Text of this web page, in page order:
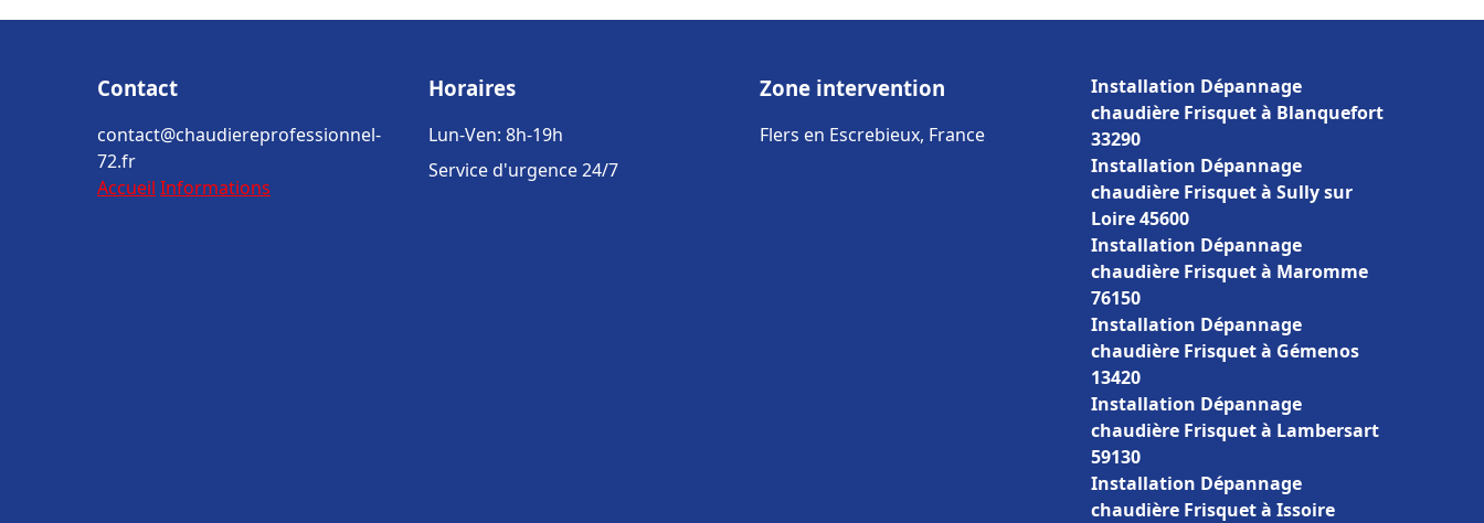
Contact
contact@chaudiereprofessionnel-
72.fr
Accueil Informations
Horaires
Lun-Ven: 8h-19h
Service d'urgence 24/7
Zone intervention
Flers en Escrebieux, France
Installation Dépannage
chaudière Frisquet à Blanquefort
33290
Installation Dépannage
chaudière Frisquet à Sully sur
Loire 45600
Installation Dépannage
chaudière Frisquet à Maromme
76150
Installation Dépannage
chaudière Frisquet à Gémenos
13420
Installation Dépannage
chaudière Frisquet à Lambersart
59130
Installation Dépannage
chaudière Frisquet à Issoire